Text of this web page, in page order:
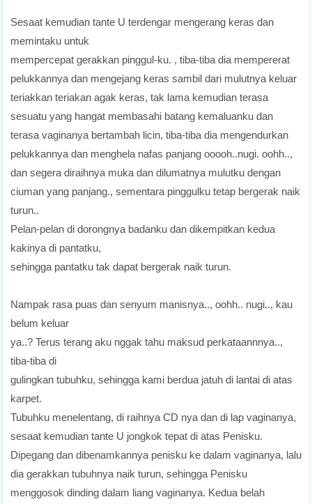
Sesaat kemudian tante U terdengar mengerang keras dan
memintaku untuk
mempercepat gerakkan pinggul-ku. , tiba-tiba dia mempererat
pelukkannya dan mengejang keras sambil dari mulutnya keluar
teriakkan teriakan agak keras, tak lama kemudian terasa
sesuatu yang hangat membasahi batang kemaluanku dan
terasa vaginanya bertambah licin, tiba-tiba dia mengendurkan
pelukkannya dan menghela nafas panjang ooooh..nugi. oohh..,
dan segera diraihnya muka dan dilumatnya mulutku dengan
ciuman yang panjang., sementara pinggulku tetap bergerak naik
turun..
Pelan-pelan di dorongnya badanku dan dikempitkan kedua
kakinya di pantatku,
sehingga pantatku tak dapat bergerak naik turun.
Nampak rasa puas dan senyum manisnya.., oohh.. nugi.., kau
belum keluar
ya..? Terus terang aku nggak tahu maksud perkataannnya..,
tiba-tiba di
gulingkan tubuhku, sehingga kami berdua jatuh di lantai di atas
karpet.
Tubuhku menelentang, di raihnya CD nya dan di lap vaginanya,
sesaat kemudian tante U jongkok tepat di atas Penisku.
Dipegang dan dibenamkannya penisku ke dalam vaginanya, lalu
dia gerakkan tubuhnya naik turun, sehingga Penisku
menggosok dinding dalam liang vaginanya. Kedua belah